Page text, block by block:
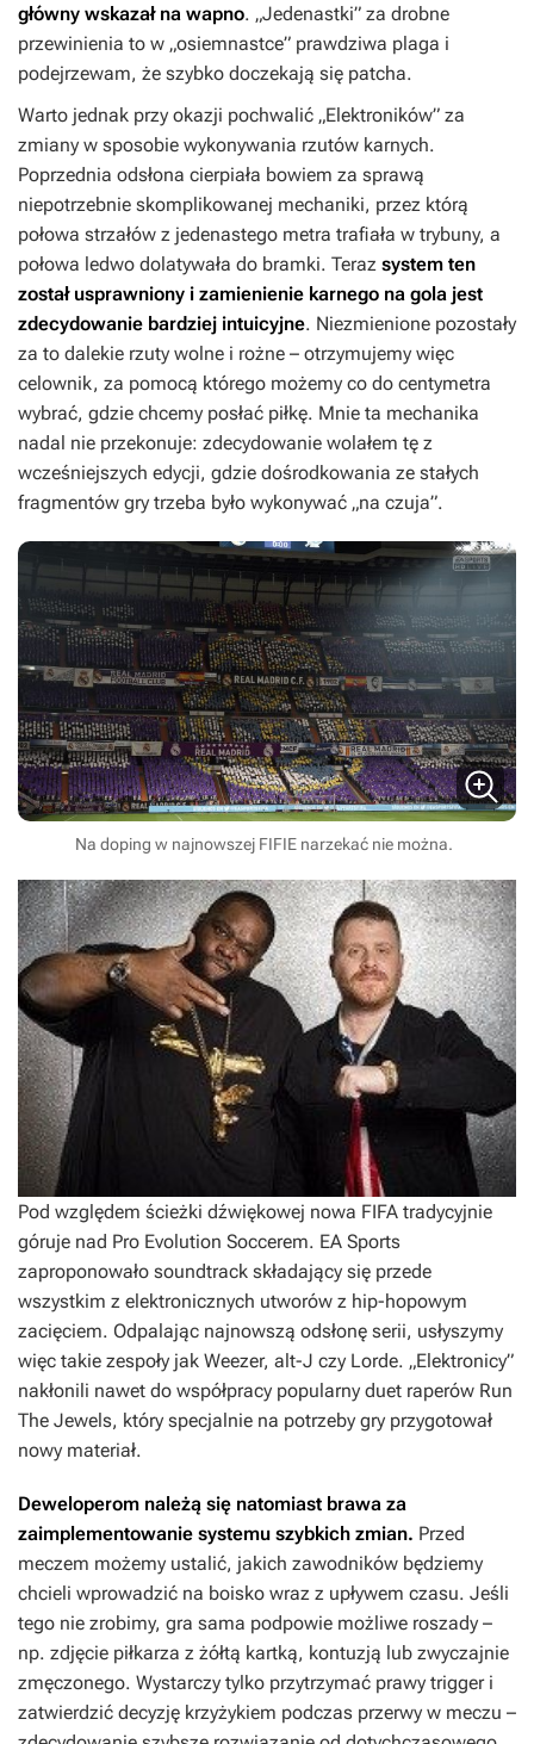
główny wskazał na wapno. „Jedenastki” za drobne
przewinienia to w „osiemnastce” prawdziwa plaga i
podejrzewam, że szybko doczekają się patcha.
Warto jednak przy okazji pochwalić „Elektroników” za
zmiany w sposobie wykonywania rzutów karnych.
Poprzednia odsłona cierpiała bowiem za sprawą
niepotrzebnie skomplikowanej mechaniki, przez którą
połowa strzałów z jedenastego metra trafiała w trybuny, a
połowa ledwo dolatywała do bramki. Teraz system ten
został usprawniony i zamienienie karnego na gola jest
zdecydowanie bardziej intuicyjne. Niezmienione pozostały
za to dalekie rzuty wolne i rożne – otrzymujemy więc
celownik, za pomocą którego możemy co do centymetra
wybrać, gdzie chcemy posłać piłkę. Mnie ta mechanika
nadal nie przekonuje: zdecydowanie wolałem tę z
wcześniejszych edycji, gdzie dośrodkowania ze stałych
fragmentów gry trzeba było wykonywać „na czuja”.
Na doping w najnowszej FIFIE narzekać nie można.
Pod względem ścieżki dźwiękowej nowa FIFA tradycyjnie
góruje nad Pro Evolution Soccerem. EA Sports
zaproponowało soundtrack składający się przede
wszystkim z elektronicznych utworów z hip-hopowym
zacięciem. Odpalając najnowszą odsłonę serii, usłyszymy
więc takie zespoły jak Weezer, alt-J czy Lorde. „Elektronicy”
nakłonili nawet do współpracy popularny duet raperów Run
The Jewels, który specjalnie na potrzeby gry przygotował
nowy materiał.
Deweloperom należą się natomiast brawa za
zaimplementowanie systemu szybkich zmian. Przed
meczem możemy ustalić, jakich zawodników będziemy
chcieli wprowadzić na boisko wraz z upływem czasu. Jeśli
tego nie zrobimy, gra sama podpowie możliwe roszady –
np. zdjęcie piłkarza z żółtą kartką, kontuzją lub zwyczajnie
zmęczonego. Wystarczy tylko przytrzymać prawy trigger i
zatwierdzić decyzję krzyżykiem podczas przerwy w meczu –